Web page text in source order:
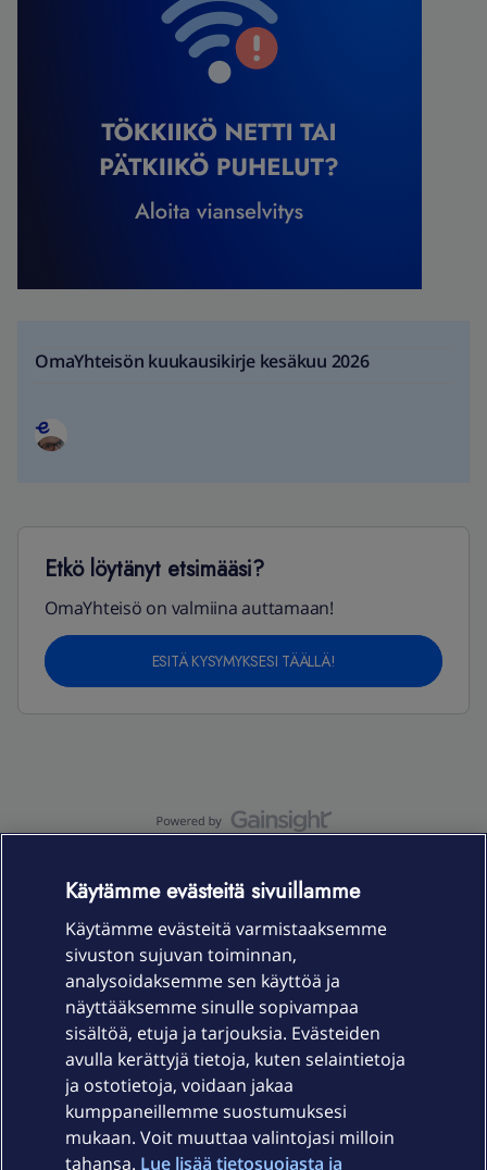
OmaYhteisön kuukausikirje kesäkuu 2026
Etkö löytänyt etsimääsi?
OmaYhteisö on valmiina auttamaan!
ESITÄ KYSYMYKSESI TÄÄLLÄ!
Laitteet & liittymät
Palvelut
Käytämme evästeitä sivuillamme
Käytämme evästeitä varmistaaksemme
sivuston sujuvan toiminnan,
analysoidaksemme sen käyttöä ja
näyttääksemme sinulle sopivampaa
sisältöä, etuja ja tarjouksia. Evästeiden
avulla kerättyjä tietoja, kuten selaintietoja
ja ostotietoja, voidaan jakaa
kumppaneillemme suostumuksesi
mukaan. Voit muuttaa valintojasi milloin
tahansa. Lue lisää tietosuojasta ja